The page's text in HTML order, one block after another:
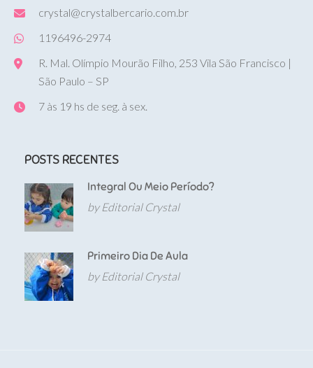
crystal@crystalbercario.com.br
1196496-2974
R. Mal. Olímpio Mourão Filho, 253 Vila São Francisco |
São Paulo – SP
7 às 19 hs de seg. à sex.
POSTS RECENTES
Integral Ou Meio Período?
by Editorial Crystal
Primeiro Dia De Aula
by Editorial Crystal